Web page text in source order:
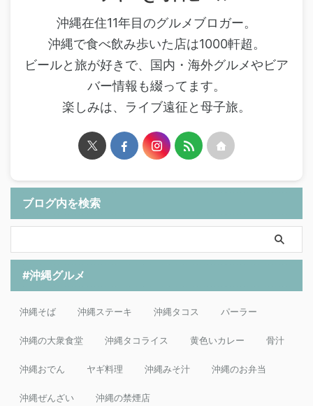
沖縄在住11年目のグルメブロガー。
沖縄で食べ飲み歩いた店は1000軒超。
ビールと旅が好きで、国内・海外グルメやビア
バー情報も綴ってます。
楽しみは、ライブ遠征と母子旅。
ブログ内を検索
#沖縄グルメ
沖縄そば 沖縄ステーキ 沖縄タコス パーラー
沖縄の大衆食堂 沖縄タコライス 黄色いカレー 骨汁
沖縄おでん ヤギ料理 沖縄みそ汁 沖縄のお弁当
沖縄ぜんざい 沖縄の禁煙店